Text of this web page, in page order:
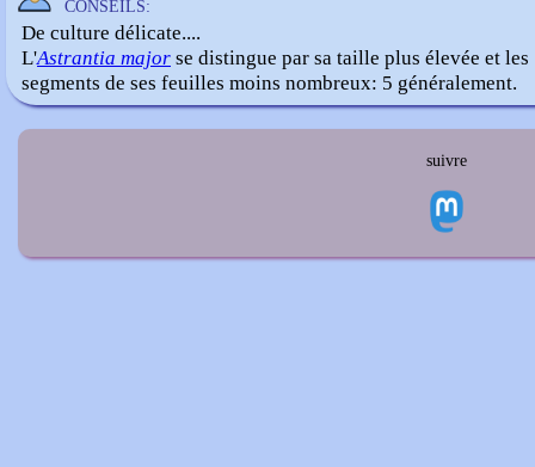
CONSEILS:
De culture délicate....
L'Astrantia major se distingue par sa taille plus élevée et les
segments de ses feuilles moins nombreux: 5 généralement.
suivre